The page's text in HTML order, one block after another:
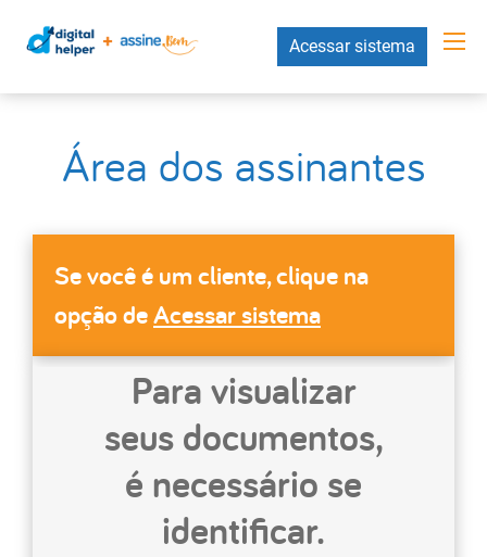
Acessar sistema
Área dos assinantes
Se você é um cliente, clique na
opção deAcessar sistema
Para visualizar
seus documentos,
é necessário se
identificar.